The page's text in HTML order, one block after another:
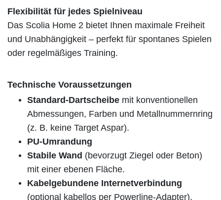
Flexibilität für jedes Spielniveau
Das Scolia Home 2 bietet Ihnen maximale Freiheit
und Unabhängigkeit – perfekt für spontanes Spielen
oder regelmäßiges Training.
Technische Voraussetzungen
Standard-Dartscheibe mit konventionellen
Abmessungen, Farben und Metallnummernring
(z. B. keine Target Aspar).
PU-Umrandung
Stabile Wand (bevorzugt Ziegel oder Beton)
mit einer ebenen Fläche.
Kabelgebundene Internetverbindung
(optional kabellos per Powerline-Adapter).